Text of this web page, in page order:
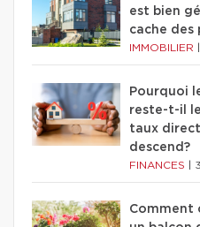
est bien
cache des
IMMOBILIER
Pourquoi
reste-t-il
taux
descend?
FINANCES
Comment